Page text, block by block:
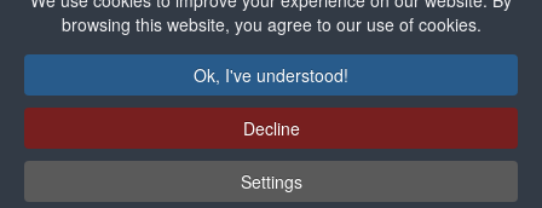
avenia
EVA-
browsing this website, you agree to our use of cookies.
Ok, I've understood!
Decline
Settings